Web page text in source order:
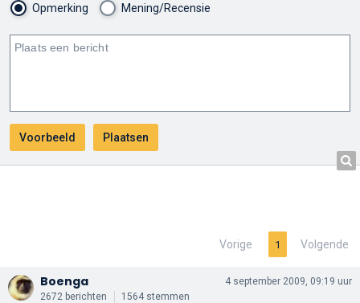
Opmerking Mening/Recensie
Vorige 1 Volgende
Boenga
2672 berichten 1564 stemmen
4 september 2009, 09:19 uur